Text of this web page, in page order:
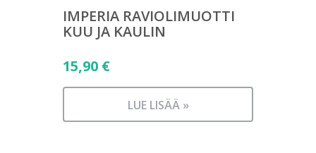
IMPERIA RAVIOLIMUOTTI
KUU JA KAULIN
15,90 €
LUE LISÄÄ »